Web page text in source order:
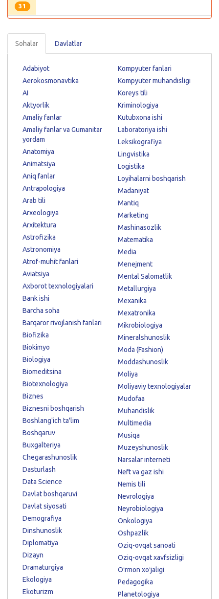
31
Sohalar Davlatlar
Adabiyot
Aerokosmonavtika
AI
Aktyorlik
Amaliy fanlar
Amaliy fanlar va Gumanitar
yordam
Anatomiya
Animatsiya
Aniq fanlar
Antrapologiya
Arab tili
Arxeologiya
Arxitektura
Astrofizika
Astronomiya
Atrof-muhit fanlari
Aviatsiya
Axborot texnologiyalari
Bank ishi
Barcha soha
Barqaror rivojlanish fanlari
Biofizika
Biokimyo
Biologiya
Biomeditsina
Biotexnologiya
Biznes
Biznesni boshqarish
Boshlang'ich ta'lim
Boshqaruv
Buxgalteriya
Chegarashunoslik
Dasturlash
Data Science
Davlat boshqaruvi
Davlat siyosati
Demografiya
Dinshunoslik
Diplomatiya
Dizayn
Dramaturgiya
Ekologiya
Ekoturizm
Kompyuter fanlari
Kompyuter muhandisligi
Koreys tili
Kriminologiya
Kutubxona ishi
Laboratoriya ishi
Leksikografiya
Lingvistika
Logistika
Loyihalarni boshqarish
Madaniyat
Mantiq
Marketing
Mashinasozlik
Matematika
Media
Menejment
Mental Salomatlik
Metallurgiya
Mexanika
Mexatronika
Mikrobiologiya
Mineralshunoslik
Moda (Fashion)
Moddashunoslik
Moliya
Moliyaviy texnologiyalar
Mudofaa
Muhandislik
Multimedia
Musiqa
Muzeyshunoslik
Narsalar interneti
Neft va gaz ishi
Nemis tili
Nevrologiya
Neyrobiologiya
Onkologiya
Oshpazlik
Oziq-ovqat sanoati
Oziq-ovqat xavfsizligi
Oʻrmon xoʻjaligi
Pedagogika
Planetologiya